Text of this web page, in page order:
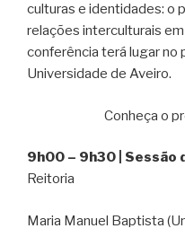
culturas e identidades: o
relações interculturais
conferência terá lugar no
Universidade de Aveiro.
Conheça o
9h00 – 9h30 | Sessão
Reitoria
Maria Manuel Baptista